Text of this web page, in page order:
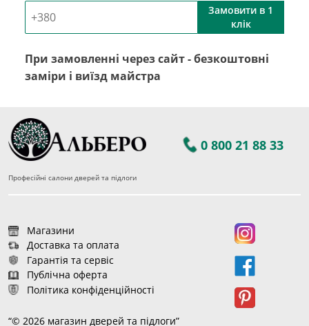
Замовити в 1
клік
При замовленні через сайт - безкоштовні
заміри і виїзд майстра
0 800 21 88 33
Професійні салони дверей та підлоги
Магазини
Доставка та оплата
Гарантія та сервіс
Публічна оферта
Політика конфіденційності
“© 2026 магазин дверей та підлоги”